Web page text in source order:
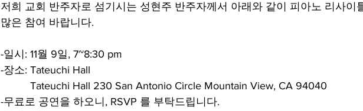
저희 교회 반주자로 섬기시는 성현주 반주자께서 아래와 같이 피아노 리사이
많은 참여 바랍니다.
-일시: 11월 9일, 7~8:30 pm
-장소: Tateuchi Hall
          Tateuchi Hall 230 San Antonio Circle Mountain View, CA 94040
-무료로 공연을 하오니, RSVP 를 부탁드립니다.